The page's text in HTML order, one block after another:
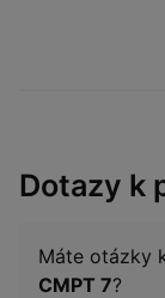
Dotazy k
Máte otázky
CMPT 7?